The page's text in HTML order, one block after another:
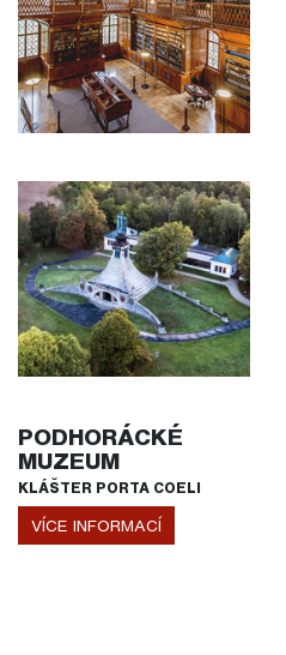
PODHORÁCKÉ
MUZEUM
KLÁŠTER PORTA COELI
VÍCE INFORMACÍ